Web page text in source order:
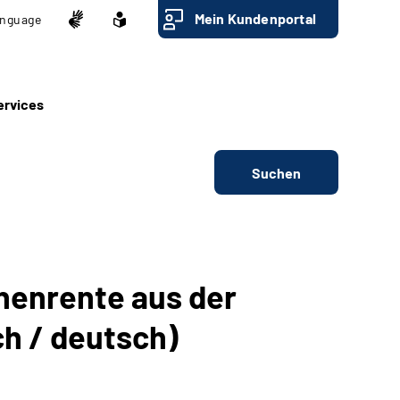
Mein Kundenportal
Suchen
aus der
/ deutsch)